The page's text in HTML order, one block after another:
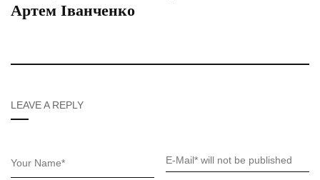
Артем Іванченко
LEAVE A REPLY